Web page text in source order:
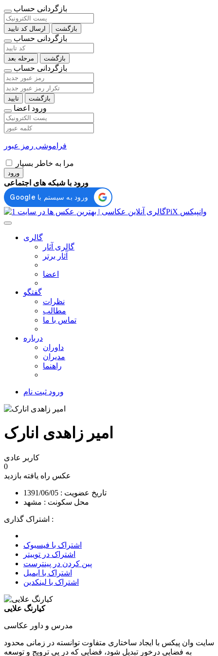
بازگردانی حساب
ارسال کد تایید بازگشت
بازگردانی حساب
مرحله بعد بازگشت
بازگردانی حساب
تایید بازگشت
ورود اعضا
فراموشی رمز عبور
مرا به خاطر بسپار
ورود
ورود با شبکه های اجتماعی
گالری
گالری آثار
آثار برتر
اعضا
گفتگو
نظرات
مطالب
تماس با ما
درباره
داوران
مدیران
راهنما
ورود ثبت نام
امیر زاهدی انارک
کاربر عادی
0
عکس راه یافته بازدید
تاریخ عضویت : 1391/06/05
محل سکونت : مشهد
اشتراک گذاری :
اشتراک با فیسبوک
اشتراک در توییتر
پین کردن در پینترست
اشتراک با ایمیل
اشتراک با لینکدین
کیارنگ علایی
مدرس و داور عکاسی
سایت وان پیکس با ایجاد ساختاری متفاوت توانسته در زمانی محدود
به فضایی درخور تبدیل شود، فضایی که در پی ترویج و توسعه